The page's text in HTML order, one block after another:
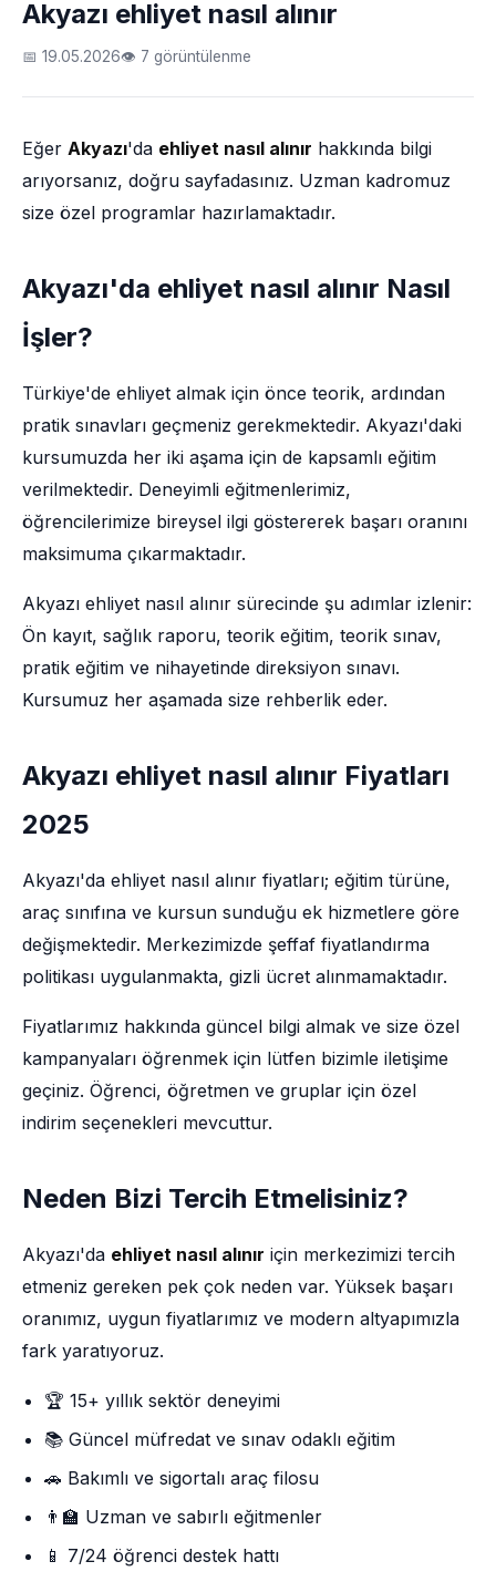
Akyazı ehliyet nasıl alınır
📅 19.05.2026👁 7 görüntülenme
Eğer Akyazı'da ehliyet nasıl alınır hakkında bilgi
arıyorsanız, doğru sayfadasınız. Uzman kadromuz
size özel programlar hazırlamaktadır.
Akyazı'da ehliyet nasıl alınır Nasıl
İşler?
Türkiye'de ehliyet almak için önce teorik, ardından
pratik sınavları geçmeniz gerekmektedir. Akyazı'daki
kursumuzda her iki aşama için de kapsamlı eğitim
verilmektedir. Deneyimli eğitmenlerimiz,
öğrencilerimize bireysel ilgi göstererek başarı oranını
maksimuma çıkarmaktadır.
Akyazı ehliyet nasıl alınır sürecinde şu adımlar izlenir:
Ön kayıt, sağlık raporu, teorik eğitim, teorik sınav,
pratik eğitim ve nihayetinde direksiyon sınavı.
Kursumuz her aşamada size rehberlik eder.
Akyazı ehliyet nasıl alınır Fiyatları
2025
Akyazı'da ehliyet nasıl alınır fiyatları; eğitim türüne,
araç sınıfına ve kursun sunduğu ek hizmetlere göre
değişmektedir. Merkezimizde şeffaf fiyatlandırma
politikası uygulanmakta, gizli ücret alınmamaktadır.
Fiyatlarımız hakkında güncel bilgi almak ve size özel
kampanyaları öğrenmek için lütfen bizimle iletişime
geçiniz. Öğrenci, öğretmen ve gruplar için özel
indirim seçenekleri mevcuttur.
Neden Bizi Tercih Etmelisiniz?
Akyazı'da ehliyet nasıl alınır için merkezimizi tercih
etmeniz gereken pek çok neden var. Yüksek başarı
oranımız, uygun fiyatlarımız ve modern altyapımızla
fark yaratıyoruz.
🏆 15+ yıllık sektör deneyimi
📚 Güncel müfredat ve sınav odaklı eğitim
🚗 Bakımlı ve sigortalı araç filosu
👨‍🏫 Uzman ve sabırlı eğitmenler
📱 7/24 öğrenci destek hattı